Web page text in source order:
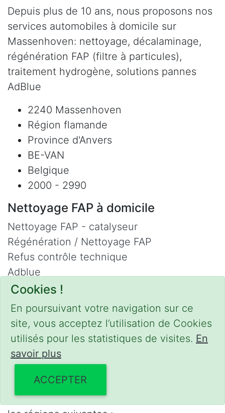
Cookies !
En poursuivant votre navigation sur ce
site, vous acceptez l’utilisation de Cookies
utilisés pour les statistiques de visites. En
savoir plus
ACCEPTER
Depuis plus de 10 ans, nous proposons nos
services automobiles à domicile sur
Massenhoven: nettoyage, décalaminage,
régénération FAP (filtre à particules),
traitement hydrogène, solutions pannes
AdBlue
2240 Massenhoven
Région flamande
Province d'Anvers
BE-VAN
Belgique
2000 - 2990
Nettoyage FAP à domicile
Nettoyage FAP - catalyseur
Régénération / Nettoyage FAP
Refus contrôle technique
Adblue
Nettoyage Hydrogène
Contact
Phone :0475 47 20 19
Email :mobilii@tcontact.me
Décalaminage & Régénération FAP à
domicile
Interventions urgentes sur la Belgique dans